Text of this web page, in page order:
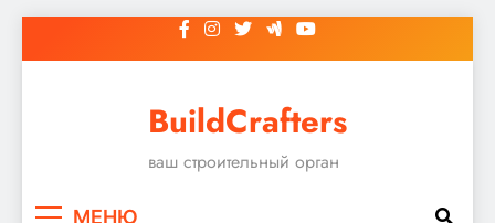
к
BuildCrafters
ваш строительный орган
МЕНЮ